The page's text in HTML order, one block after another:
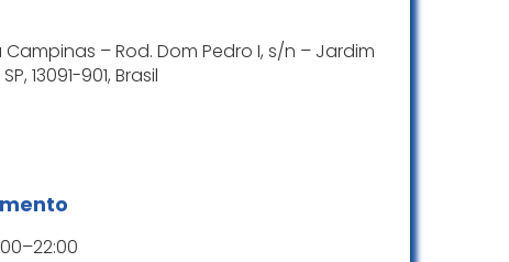
de olhos fechados!
Cleano Cavalcante Lócio
melhor. Hoje conseguimos passear em
A relação com motos e outros
– Rod. Dom Pedro I, s/n – Jardim
13091-901, Brasil